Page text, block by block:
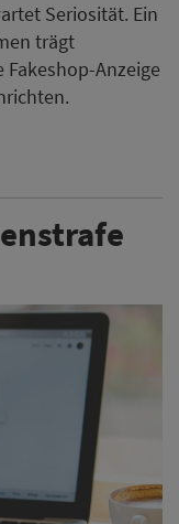
Seriosität. Ein
trägt
Anzeige